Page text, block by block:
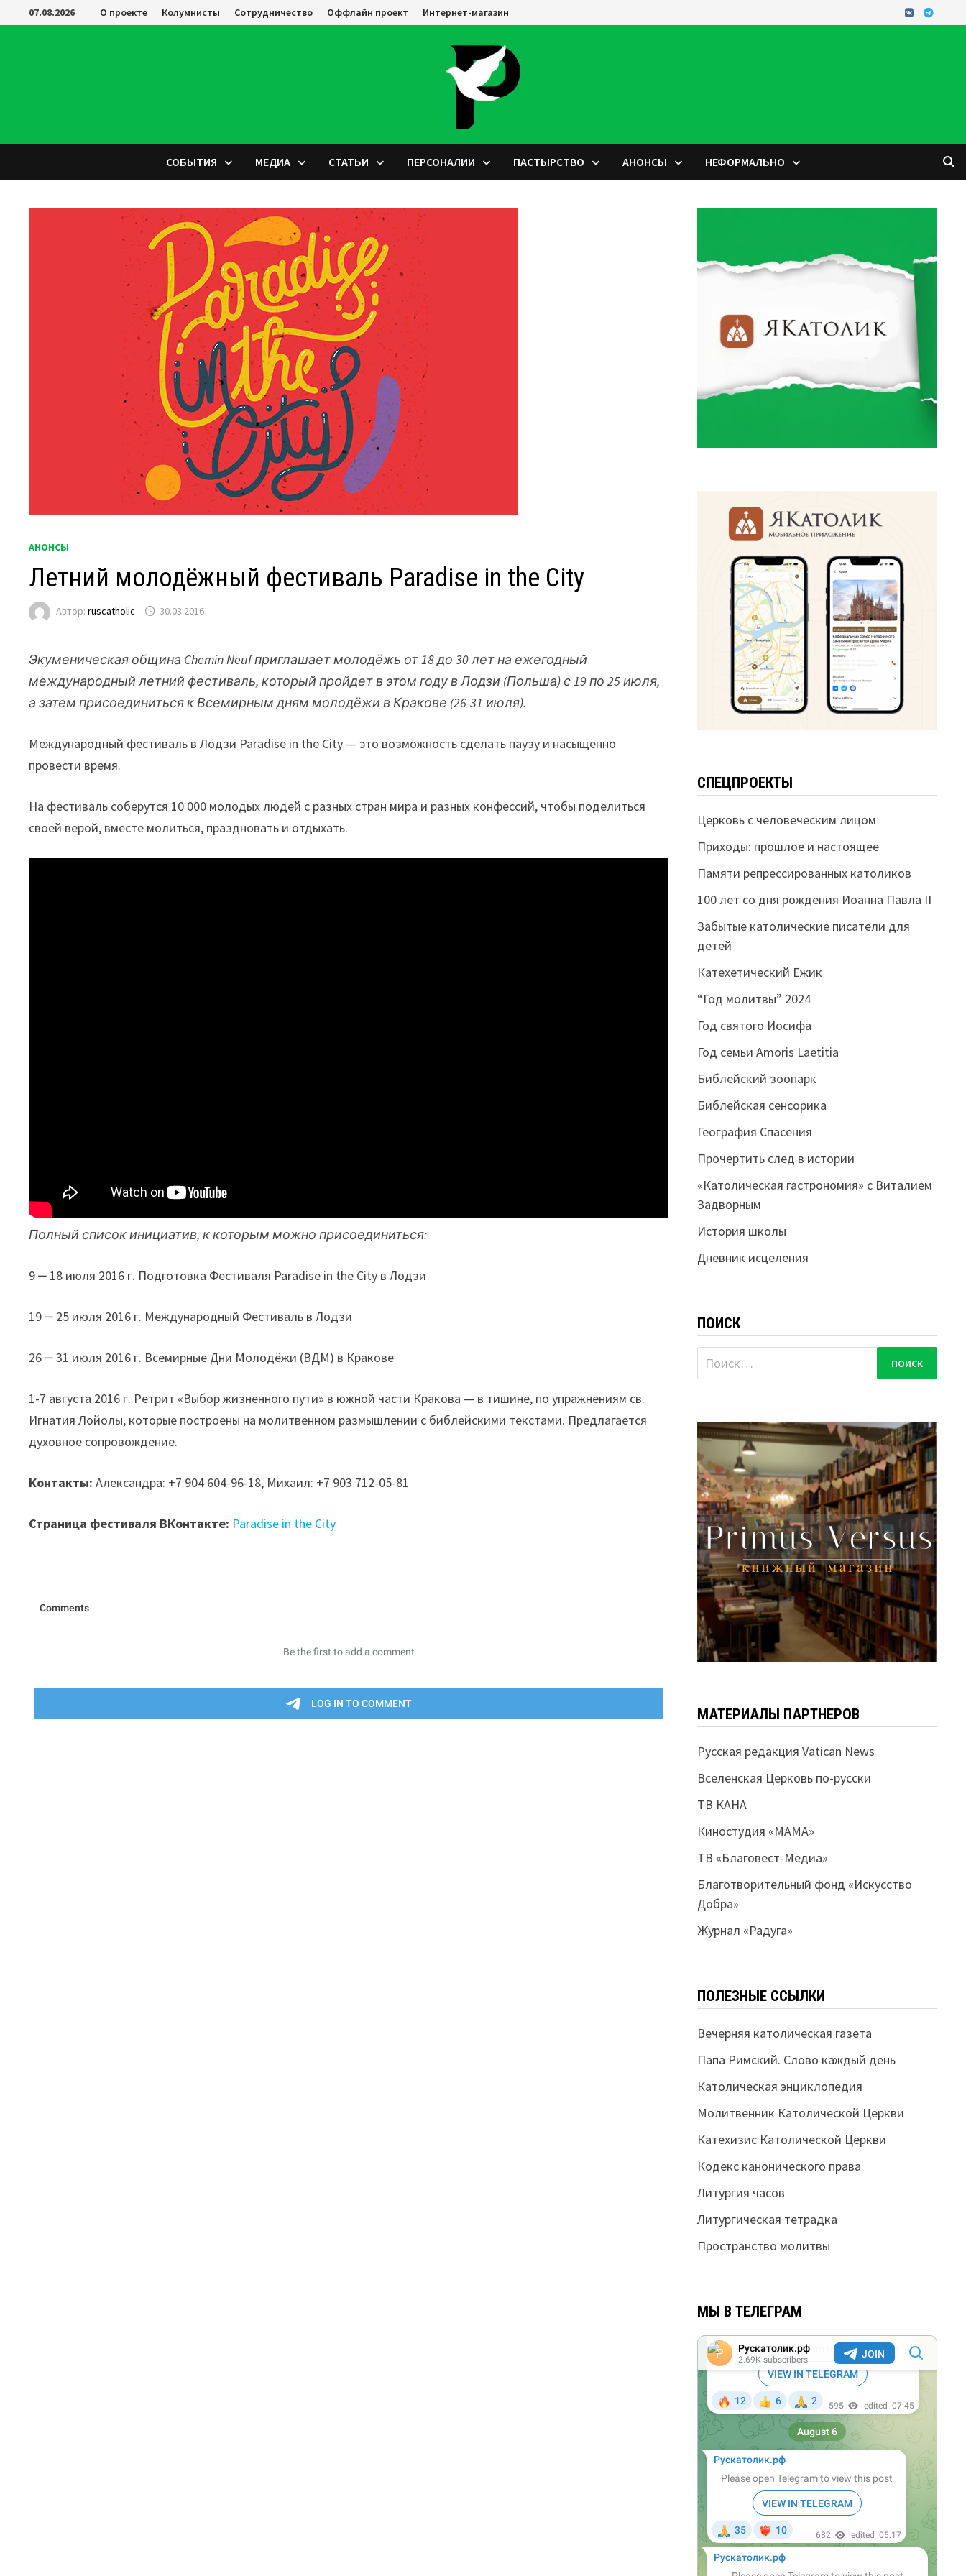
Перейти
к
07.08.2026 О проекте Колумнисты Сотрудничество Оффлайн проект Интернет-магазин
СОБЫТИЯ МЕДИА СТАТЬИ ПЕРСОНАЛИИ ПАСТЫРСТВО АНОНСЫ НЕФОРМАЛЬНО
АНОНСЫ
Летний молодёжный фестиваль Paradise in the City
Автор:ruscatholic 30.03.2016
Экуменическая община Chemin Neuf приглашает молодёжь от 18 до 30 лет на ежегодный
международный летний фестиваль, который пройдет в этом году в Лодзи (Польша) с 19 по 25 июля,
а затем присоединиться к Всемирным дням молодёжи в Кракове (26-31 июля).
Международный фестиваль в Лодзи Paradise in the City — это возможность сделать паузу и насыщенно
провести время.
На фестиваль соберутся 10 000 молодых людей с разных стран мира и разных конфессий, чтобы поделиться
своей верой, вместе молиться, праздновать и отдыхать.
Полный список инициатив, к которым можно присоединиться:
9 ‒ 18 июля 2016 г. Подготовка Фестиваля Paradise in the City в Лодзи
19 ‒ 25 июля 2016 г. Международный Фестиваль в Лодзи
26 ‒ 31 июля 2016 г. Всемирные Дни Молодёжи (ВДМ) в Кракове
1-7 августа 2016 г. Ретрит «Выбор жизненного пути» в южной части Кракова — в тишине, по упражнениям св.
Игнатия Лойолы, которые построены на молитвенном размышлении с библейскими текстами. Предлагается
духовное сопровождение.
Контакты: Александра: +7 904 604-96-18, Михаил: +7 903 712-05-81
Страница фестиваля ВКонтакте: Paradise in the City
СПЕЦПРОЕКТЫ
Церковь с человеческим лицом
Приходы: прошлое и настоящее
Памяти репрессированных католиков
100 лет со дня рождения Иоанна Павла II
Забытые католические писатели для
детей
Катехетический Ёжик
“Год молитвы” 2024
Год святого Иосифа
Год семьи Amoris Laetitia
Библейский зоопарк
Библейская сенсорика
География Спасения
Прочертить след в истории
«Католическая гастрономия» с Виталием
Задворным
История школы
Дневник исцеления
ПОИСК
Найти:
МАТЕРИАЛЫ ПАРТНЕРОВ
Русская редакция Vatican News
Вселенская Церковь по-русски
ТВ КАНА
Киностудия «МАМА»
ТВ «Благовест-Медиа»
Благотворительный фонд «Искусство
Добра»
Журнал «Радуга»
ПОЛЕЗНЫЕ ССЫЛКИ
Вечерняя католическая газета
Папа Римский. Слово каждый день
Католическая энциклопедия
Молитвенник Католической Церкви
Катехизис Католической Церкви
Кодекс канонического права
Литургия часов
Литургическая тетрадка
Пространство молитвы
МЫ В ТЕЛЕГРАМ